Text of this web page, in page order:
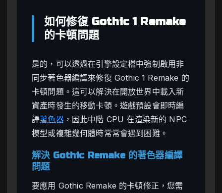
如何修復 Gothic 1 Remake
的卡頓問題
是的，可以透過在引擎設定檔中強制啟用非
同步著色器編譯來修復 Gothic 1 Remake 的
卡頓問題。這可以解決在開放世界中載入新
資產時發生的移動卡頓。遊戲預設會即時編
譯著色器，因此中階 CPU 在渲染新的 NPC
模型或複雜幾何體時常常會遇到困難。
解決 Gothic Remake 的著色器編譯
問題
要應用 Gothic Remake 的卡頓修正，您需